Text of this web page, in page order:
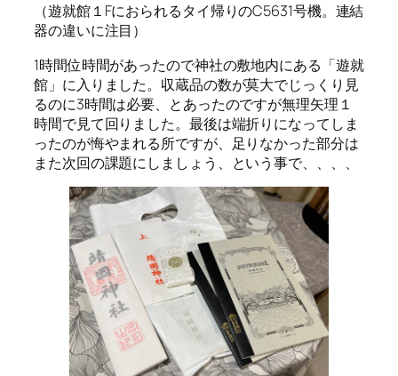
（遊就館１Fにおられるタイ帰りのC5631号機。連結
器の違いに注目）
1時間位時間があったので神社の敷地内にある「遊就
館」に入りました。収蔵品の数が莫大でじっくり見
るのに3時間は必要、とあったのですが無理矢理１
時間で見て回りました。最後は端折りになってしま
ったのが悔やまれる所ですが、足りなかった部分は
また次回の課題にしましょう、という事で、、、、